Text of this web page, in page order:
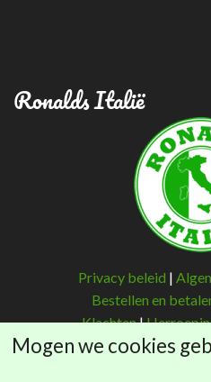
Ronalds Italië
Privacy beleid |
Bestellen en
Klachten|
Mogen we cookies